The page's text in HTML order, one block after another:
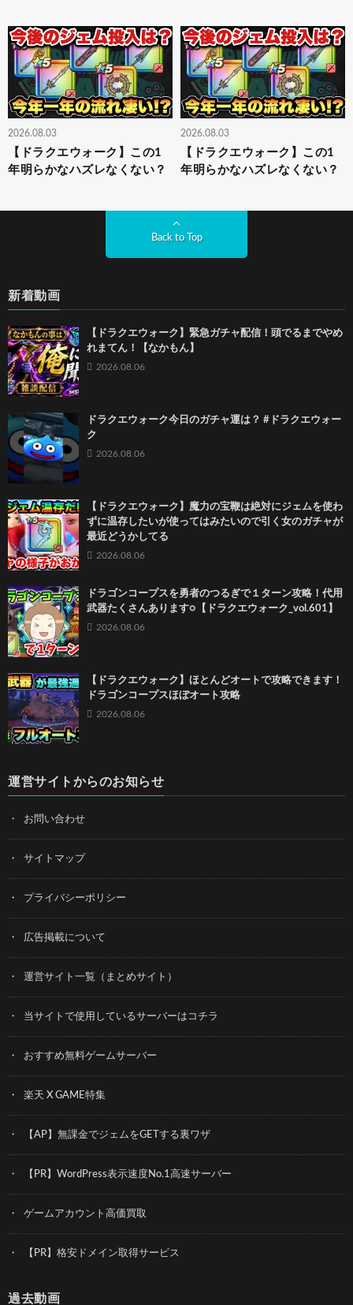
2026.08.03
【ドラクエウォーク】この1
年明らかなハズレなくない？
2026.08.03
【ドラクエウォーク】この1
年明らかなハズレなくない？
Back to Top
新着動画
【ドラクエウォーク】緊急ガチャ配信！頭でるまでやめ
れまてん！【なかもん】
2026.08.06
ドラクエウォーク今日のガチャ運は？ #ドラクエウォー
ク
2026.08.06
【ドラクエウォーク】魔力の宝鞭は絶対にジェムを使わ
ずに温存したいが使ってはみたいので引く女のガチャが
最近どうかしてる
2026.08.06
ドラゴンコープスを勇者のつるぎで１ターン攻略！代用
武器たくさんあります○【ドラクエウォーク_vol.601】
2026.08.06
【ドラクエウォーク】ほとんどオートで攻略できます！
ドラゴンコープスほぼオート攻略
2026.08.06
運営サイトからのお知らせ
お問い合わせ
サイトマップ
プライバシーポリシー
広告掲載について
運営サイト一覧（まとめサイト）
当サイトで使用しているサーバーはコチラ
おすすめ無料ゲームサーバー
楽天 X GAME特集
【AP】無課金でジェムをGETする裏ワザ
【PR】WordPress表示速度No.1高速サーバー
ゲームアカウント高価買取
【PR】格安ドメイン取得サービス
過去動画